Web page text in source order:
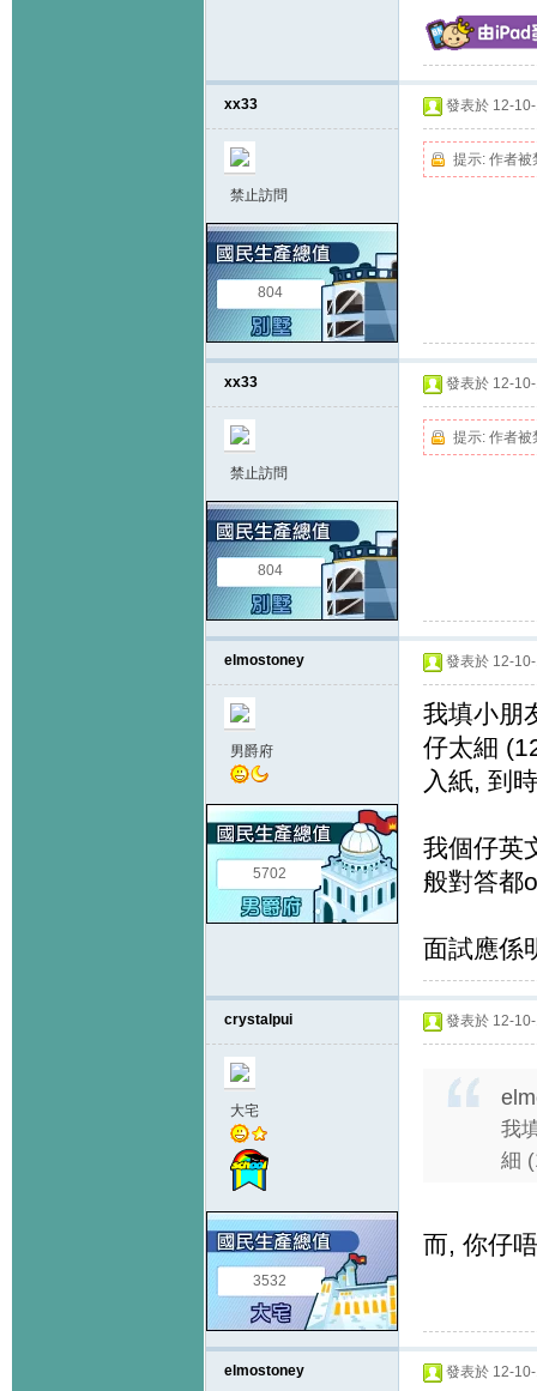
xx33
禁止訪問
804
發表於 12-
提示: 作者被
xx33
禁止訪問
804
發表於 12-
提示: 作者被
elmostoney
男爵府
5702
發表於 12-
我填小朋
仔太細
入紙, 到
我個仔英
般對答都
面試應係
crystalpui
大宅
3532
發表於 12-
我
細
而, 你仔
elmostoney 發表於 12-